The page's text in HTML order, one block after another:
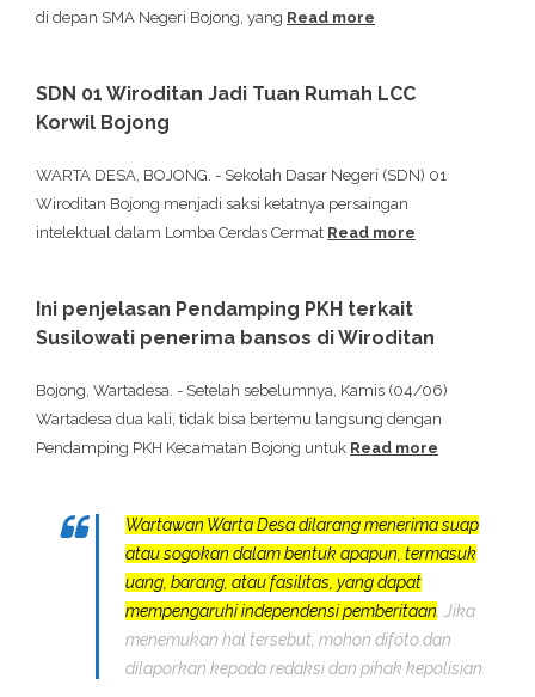
di depan SMA Negeri Bojong, yang Read more
SDN 01 Wiroditan Jadi Tuan Rumah LCC
Korwil Bojong
WARTA DESA, BOJONG. - Sekolah Dasar Negeri (SDN) 01
Wiroditan Bojong menjadi saksi ketatnya persaingan
intelektual dalam Lomba Cerdas Cermat Read more
Ini penjelasan Pendamping PKH terkait
Susilowati penerima bansos di Wiroditan
Bojong, Wartadesa. - Setelah sebelumnya, Kamis (04/06)
Wartadesa dua kali, tidak bisa bertemu langsung dengan
Pendamping PKH Kecamatan Bojong untuk Read more
Wartawan Warta Desa dilarang menerima suap
atau sogokan dalam bentuk apapun, termasuk
uang, barang, atau fasilitas, yang dapat
mempengaruhi independensi pemberitaan. Jika
menemukan hal tersebut, mohon difoto dan
dilaporkan kepada redaksi dan pihak kepolisian